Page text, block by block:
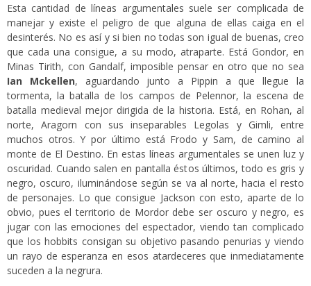
Esta cantidad de líneas argumentales suele ser complicada de
manejar y existe el peligro de que alguna de ellas caiga en el
desinterés. No es así y si bien no todas son igual de buenas, creo
que cada una consigue, a su modo, atraparte. Está Gondor, en
Minas Tirith, con Gandalf, imposible pensar en otro que no sea
Ian Mckellen, aguardando junto a Pippin a que llegue la
tormenta, la batalla de los campos de Pelennor, la escena de
batalla medieval mejor dirigida de la historia. Está, en Rohan, al
norte, Aragorn con sus inseparables Legolas y Gimli, entre
muchos otros. Y por último está Frodo y Sam, de camino al
monte de El Destino. En estas líneas argumentales se unen luz y
oscuridad. Cuando salen en pantalla éstos últimos, todo es gris y
negro, oscuro, iluminándose según se va al norte, hacia el resto
de personajes. Lo que consigue Jackson con esto, aparte de lo
obvio, pues el territorio de Mordor debe ser oscuro y negro, es
jugar con las emociones del espectador, viendo tan complicado
que los hobbits consigan su objetivo pasando penurias y viendo
un rayo de esperanza en esos atardeceres que inmediatamente
suceden a la negrura.